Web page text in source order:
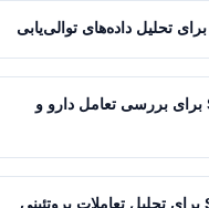
آموزش STITCH برای بررسی تعامل دارو و